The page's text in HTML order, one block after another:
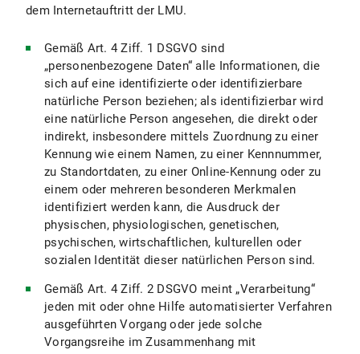
IX.1 Umfang und Zweck der Datenverarbeitung
IX.2 Rechtsgrundlage der Datenverarbeitung
IX.3 Dauer der Datenverarbeitung
IX.4 Widerspruchs- und Beseitigungsmöglichkeiten
X. Ihre datenschutzrechtlichen Rechte
X.1 Auskunftsrecht
X.3 Recht auf Einschränkung der Verarbeitung
X.4 Recht auf Löschung
dem Internetauftritt der LMU.
Gemäß Art. 4 Ziff. 1 DSGVO sind
„personenbezogene Daten“ alle Informationen, die
sich auf eine identifizierte oder identifizierbare
natürliche Person beziehen; als identifizierbar wird
eine natürliche Person angesehen, die direkt oder
indirekt, insbesondere mittels Zuordnung zu einer
Kennung wie einem Namen, zu einer Kennnummer,
zu Standortdaten, zu einer Online-Kennung oder zu
einem oder mehreren besonderen Merkmalen
identifiziert werden kann, die Ausdruck der
physischen, physiologischen, genetischen,
psychischen, wirtschaftlichen, kulturellen oder
sozialen Identität dieser natürlichen Person sind.
Gemäß Art. 4 Ziff. 2 DSGVO meint „Verarbeitung“
jeden mit oder ohne Hilfe automatisierter Verfahren
ausgeführten Vorgang oder jede solche
Vorgangsreihe im Zusammenhang mit